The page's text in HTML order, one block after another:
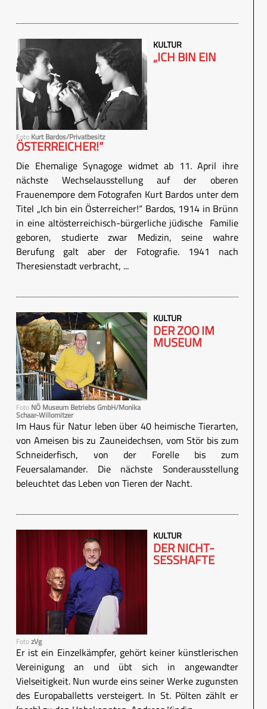
Foto Kurt Bardos/Privatbesitz
KULTUR
„ICH BIN EIN
ÖSTERREICHER!“
Die Ehemalige Synagoge widmet ab 11. April ihre
nächste Wechselausstellung auf der oberen
Frauenempore dem Fotografen Kurt Bardos unter dem
Titel „Ich bin ein Österreicher!“ Bardos, 1914 in Brünn
in eine altösterreichisch-bürgerliche jüdische Familie
geboren, studierte zwar Medizin, seine wahre
Berufung galt aber der Fotografie. 1941 nach
Theresienstadt verbracht, ...
Foto NÖ Museum Betriebs GmbH/Monika
Schaar-Willomitzer
KULTUR
DER ZOO IM
MUSEUM
Im Haus für Natur leben über 40 heimische Tierarten,
von Ameisen bis zu Zauneidechsen, vom Stör bis zum
Schneiderfisch, von der Forelle bis zum
Feuersalamander. Die nächste Sonderausstellung
beleuchtet das Leben von Tieren der Nacht.
FotozVg
KULTUR
DER NICHT-
SESSHAFTE
Er ist ein Einzelkämpfer, gehört keiner künstlerischen
Vereinigung an und übt sich in angewandter
Vielseitigkeit. Nun wurde eins seiner Werke zugunsten
des Europaballetts versteigert. In St. Pölten zählt er